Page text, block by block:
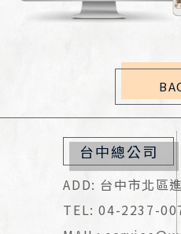
台中總公司
ADD: 台中市北區
TEL: 04-2237-